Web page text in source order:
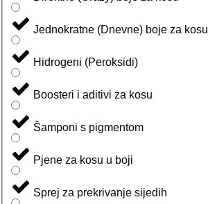
Jednokratne (Dnevne) boje za kosu
Hidrogeni (Peroksidi)
Boosteri i aditivi za kosu
Šamponi s pigmentom
Pjene za kosu u boji
Sprej za prekrivanje sijedih